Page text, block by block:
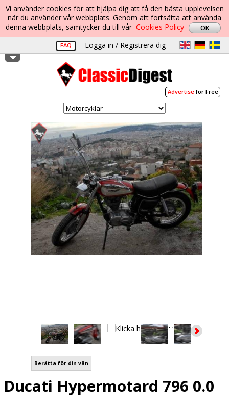
Vi använder cookies för att hjälpa dig att få den bästa upplevelsen
när du använder vår webbplats. Genom att fortsätta att använda
denna webbplats, samtycker du till vår Cookies Policy
FAQ Logga in / Registrera dig
Advertisefor Free
Berätta för din vän
Ducati Hypermotard 796 0.0